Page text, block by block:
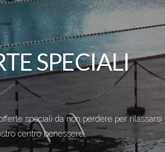
SPECIALI
speciali da non perdere per rilassarsi
centro benessere…